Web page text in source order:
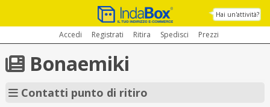
Hai un'attività?
Accedi Registrati Ritira Spedisci Prezzi
Bonaemiki
Contatti punto di ritiro